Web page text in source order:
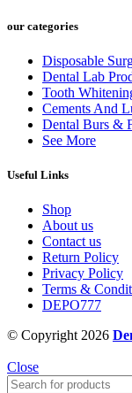
our categories
Disposable
Dental Lab
Tooth
Cements And
Dental Burs &
See More
Useful Links
Shop
About us
Contact us
Return Policy
Privacy Policy
Terms &
DEPO777
© Copyright 2026
Close